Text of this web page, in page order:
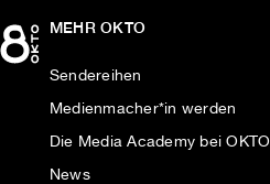
MEHR OKTO
Sendereihen
Medienmacher*in werden
Die Media Academy bei OKTO
News